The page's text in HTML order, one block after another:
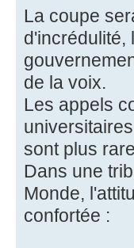
La coupe
d'incrédulité,
de la voix.
Les appels
sont plus
Dans une
Monde,
confortée :